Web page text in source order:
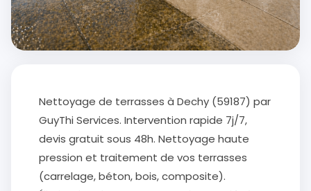
Nettoyage de terrasses à Dechy (59187) par
GuyThi Services. Intervention rapide 7j/7,
devis gratuit sous 48h. Nettoyage haute
pression et traitement de vos terrasses
(carrelage, béton, bois, composite).